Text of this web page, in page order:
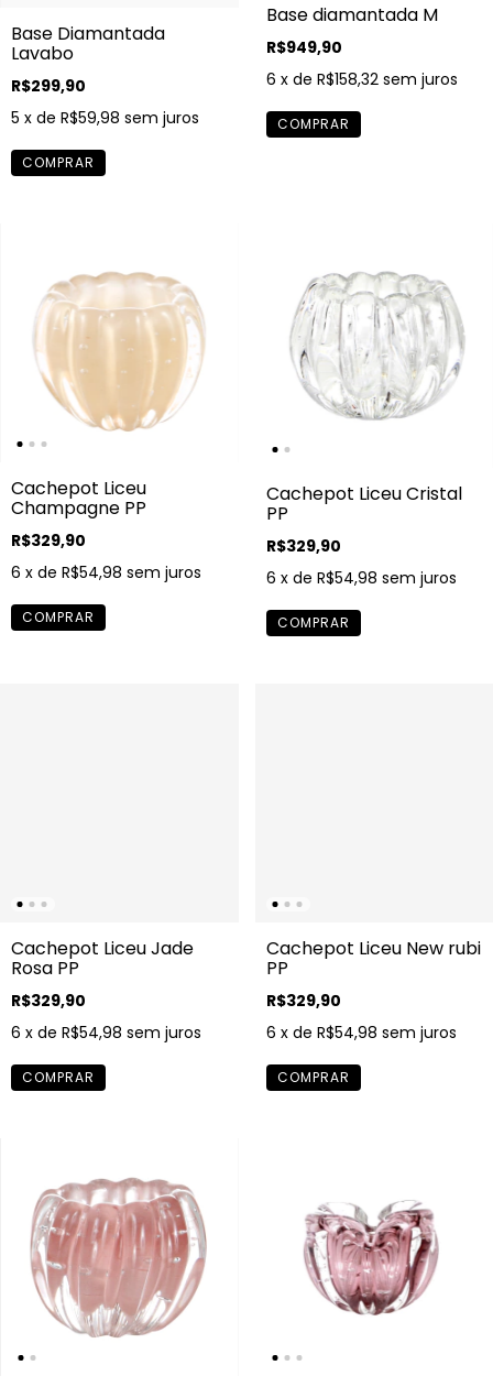
Base Diamantada
Lavabo
R$299,90
5 x de R$59,98 sem juros
Base diamantada M
R$949,90
6 x de R$158,32 sem juros
Cachepot Liceu
Champagne PP
R$329,90
6 x de R$54,98 sem juros
Cachepot Liceu Cristal
PP
R$329,90
6 x de R$54,98 sem juros
Cachepot Liceu Jade
Rosa PP
R$329,90
6 x de R$54,98 sem juros
Cachepot Liceu New rubi
PP
R$329,90
6 x de R$54,98 sem juros